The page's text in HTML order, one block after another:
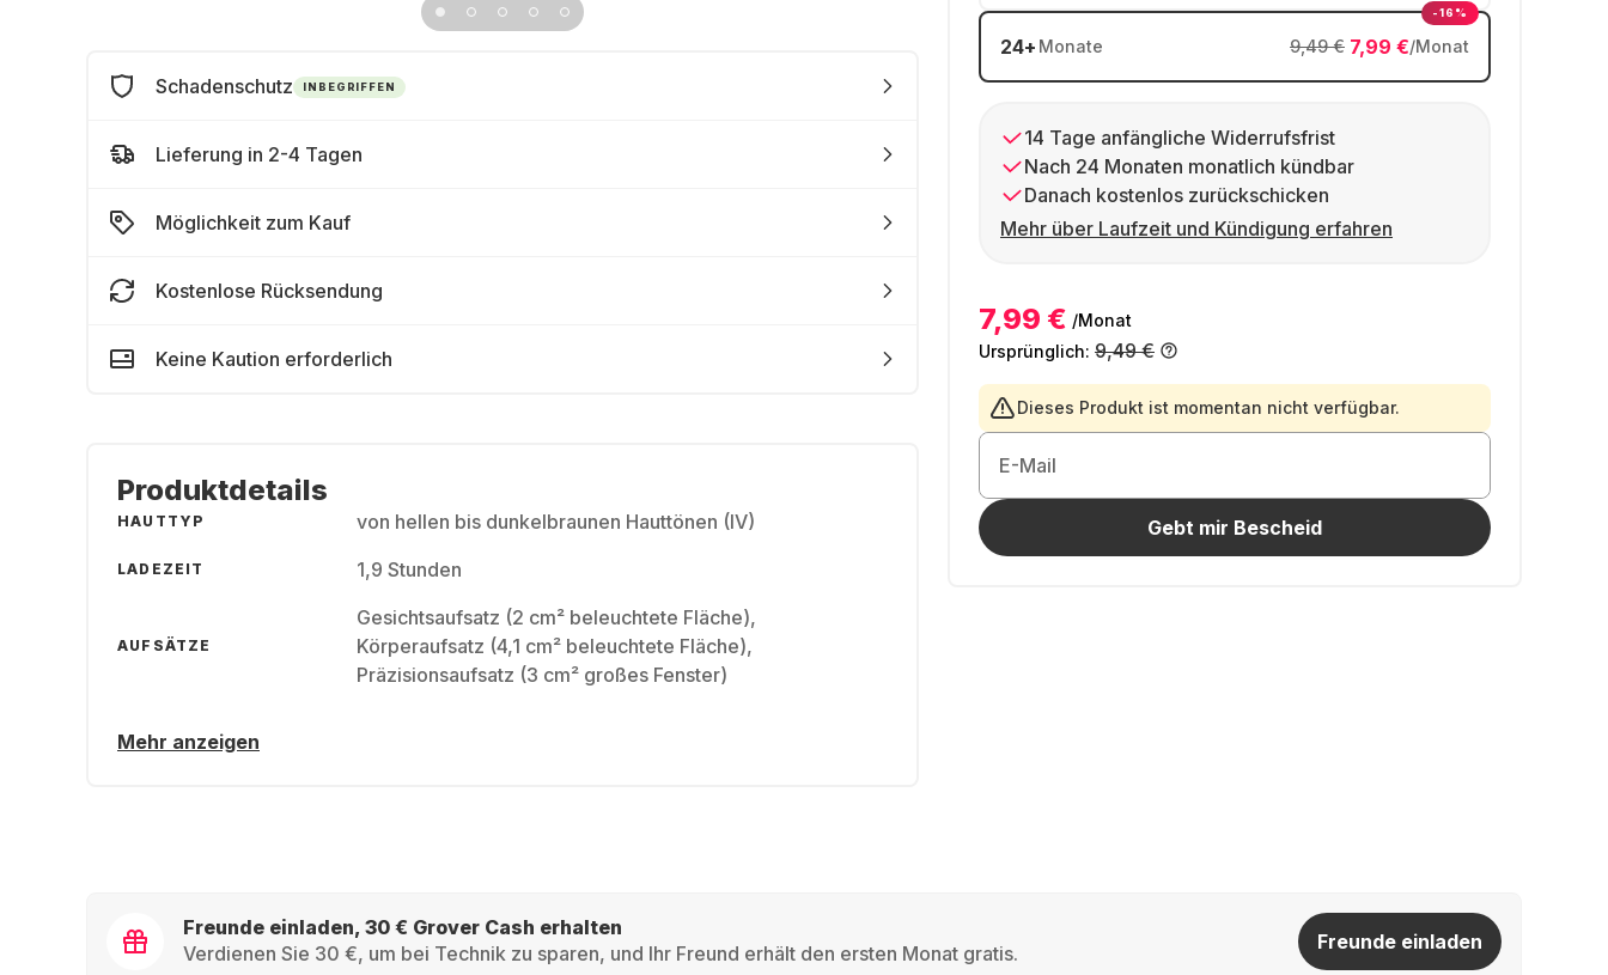
24+ Monate 7,99 €/Monat
9,49 €
-16%
14 Tage anfängliche Widerrufsfrist
Nach 24 Monaten monatlich kündbar
Danach kostenlos zurückschicken
Mehr über Laufzeit und Kündigung erfahren
7,99 € /Monat
Ursprünglich: 9,49 €
Dieses Produkt ist momentan nicht verfügbar.
E-Mail
Gebt mir Bescheid
Schadenschutz INBEGRIFFEN
Lieferung in 2-4 Tagen
Möglichkeit zum Kauf
Kostenlose Rücksendung
Keine Kaution erforderlich
Produktdetails
HAUTTYP von hellen bis dunkelbraunen Hauttönen (IV)
LADEZEIT 1,9 Stunden
AUFSÄTZE
Gesichtsaufsatz (2 cm² beleuchtete Fläche),
Körperaufsatz (4,1 cm² beleuchtete Fläche),
Präzisionsaufsatz (3 cm² großes Fenster)
Mehr anzeigen
Freunde einladen, 30 € Grover Cash erhalten
Verdienen Sie 30 €, um bei Technik zu sparen, und Ihr Freund erhält den ersten Monat gratis.
Freunde einladen